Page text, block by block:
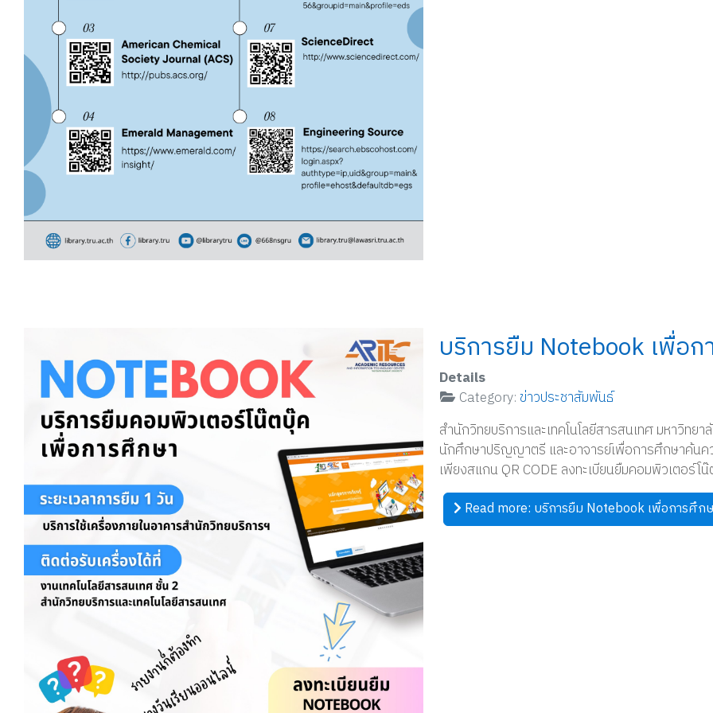
บริการยืม Notebook เพื่อ
Details
Category:ข่าวประชาสัมพันธ์
สำนักวิทยบริการและเทคโนโลยีสารสนเทศ มหาวิท
นักศึกษาปริญญาตรี และอาจารย์เพื่อการศึกษาค้นค
เพียงสแกน QR CODE ลงทะเบียนยืมคอมพิวเตอร์โ
Read more: บริการยืม Notebook เพื่อการศึก